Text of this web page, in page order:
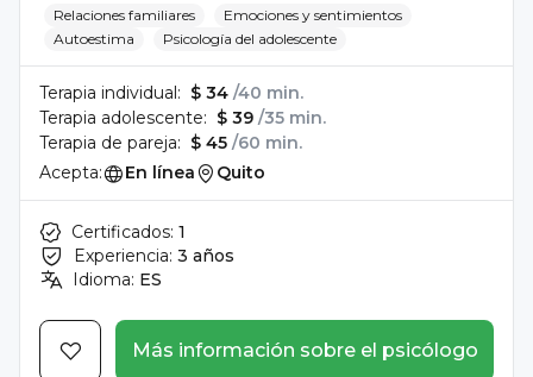
Relaciones familiares
Emociones y sentimientos
Autoestima
Psicología del adolescente
Terapia individual: $ 34 /40 min.
Terapia adolescente: $ 39 /35 min.
Terapia de pareja: $ 45 /60 min.
Acepta:
En línea Quito
Certificados: 1
Experiencia: 3 años
Idioma: ES
Más información sobre el psicólogo